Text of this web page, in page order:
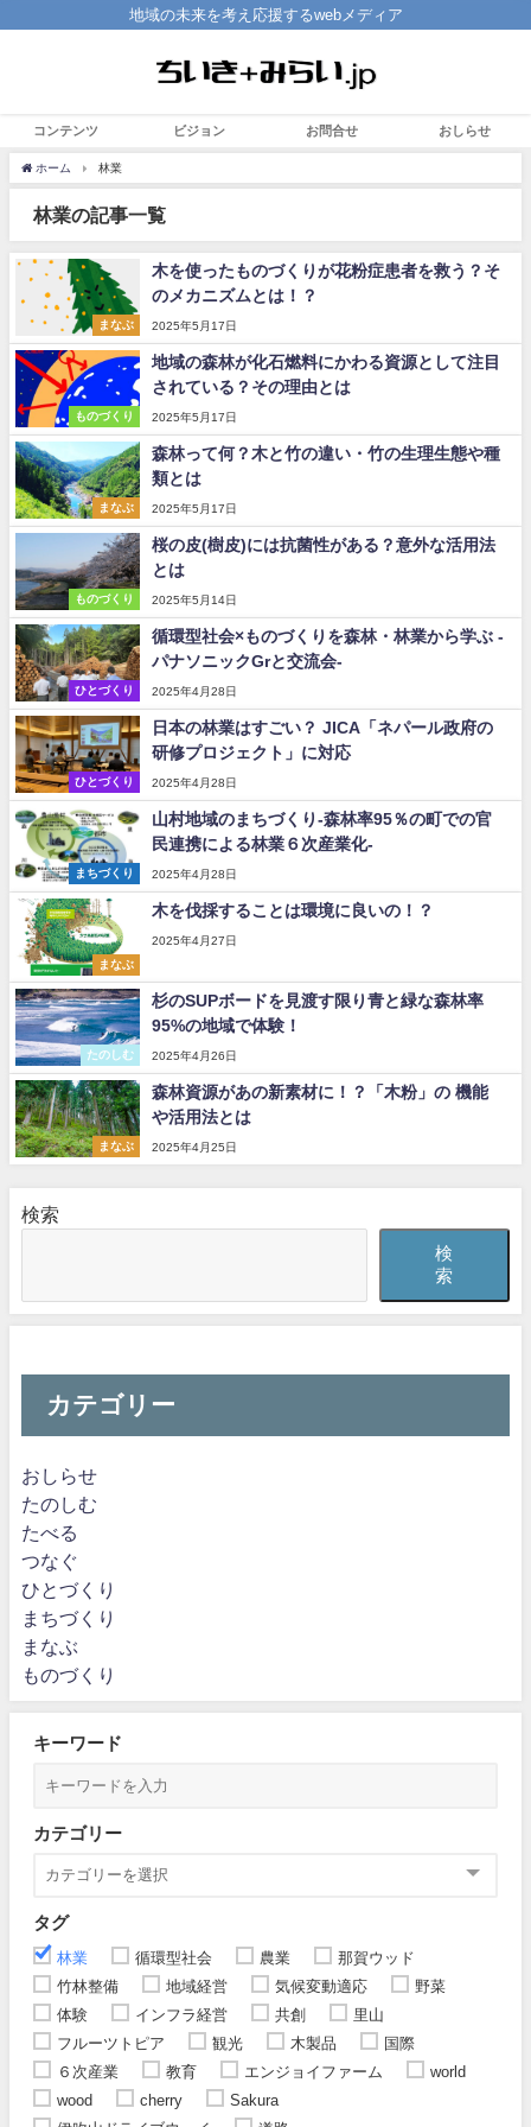
地域の未来を考え応援するwebメディア
コンテンツ ビジョン お問合せ おしらせ
ホーム 林業
林業の記事一覧
まなぶ
木を使ったものづくりが花粉症患者を救う？そ
のメカニズムとは！？
2025年5月17日
ものづくり
地域の森林が化石燃料にかわる資源として注目
されている？その理由とは
2025年5月17日
まなぶ
森林って何？木と竹の違い・竹の生理生態や種
類とは
2025年5月17日
ものづくり
桜の皮(樹皮)には抗菌性がある？意外な活用法
とは
2025年5月14日
ひとづくり
循環型社会×ものづくりを森林・林業から学ぶ -
パナソニックGrと交流会-
2025年4月28日
ひとづくり
日本の林業はすごい？ JICA「ネパール政府の
研修プロジェクト」に対応
2025年4月28日
まちづくり
山村地域のまちづくり-森林率95％の町での官
民連携による林業６次産業化-
2025年4月28日
まなぶ
木を伐採することは環境に良いの！？
2025年4月27日
たのしむ
杉のSUPボードを見渡す限り青と緑な森林率
95%の地域で体験！
2025年4月26日
まなぶ
森林資源があの新素材に！？「木粉」の 機能
や活用法とは
2025年4月25日
検索
検
索
カテゴリー
おしらせ
たのしむ
たべる
つなぐ
ひとづくり
まちづくり
まなぶ
ものづくり
キーワード
カテゴリー
タグ
林業 循環型社会 農業
那賀ウッド
竹林整備
地域経営 気候変動適応
野菜
体験
インフラ経営 共創
里山
フルーツトピア
観光 木製品
国際
６次産業
教育 エンジョイファーム
world
wood
cherry
Sakura